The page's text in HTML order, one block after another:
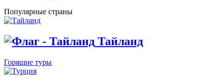
Популярные страны
Тайланд
Горящие туры